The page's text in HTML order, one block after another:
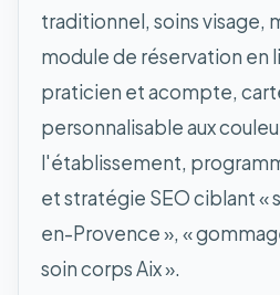
traditionnel, soins visage,
module de réservation en
praticien et acompte,
personnalisable aux
l'établissement,
et stratégie SEO ciblant «
en-Provence », «
soin corps Aix ».